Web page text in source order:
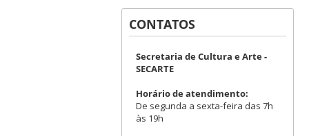
CONTATOS
Secretaria de Cultura e Arte -
SECARTE
Horário de atendimento:
De segunda a sexta-feira das 7h
às 19h